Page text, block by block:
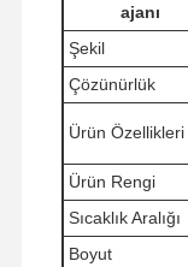
Ana Sayfa
ajanı
Şekil
Çözünürlük
Ürün Özellikleri
Ürün Rengi
Sıcaklık Aralığı
Boyut